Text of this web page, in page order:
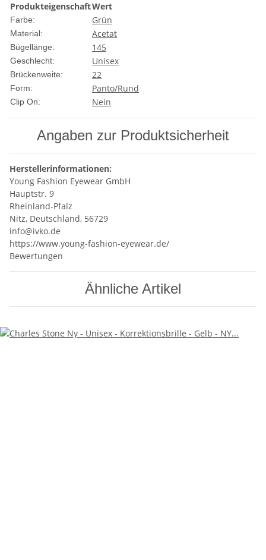
ProdukteigenschaftWert
Farbe: Grün
Material: Acetat
Bügellänge: 145
Geschlecht: Unisex
Brückenweite: 22
Form: Panto/Rund
Clip On: Nein
Angaben zur Produktsicherheit
Herstellerinformationen:
Young Fashion Eyewear GmbH
Hauptstr. 9
Rheinland-Pfalz
Nitz, Deutschland, 56729
info@ivko.de
https://www.young-fashion-eyewear.de/
Bewertungen
Ähnliche Artikel